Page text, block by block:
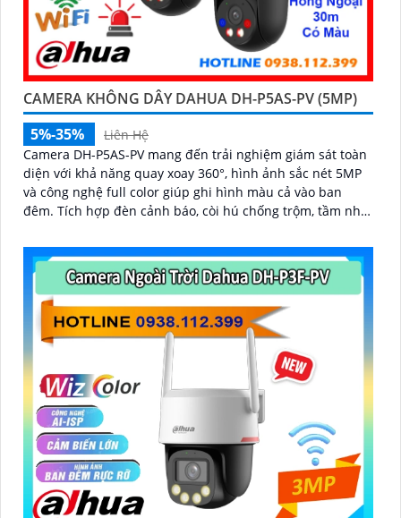
CAMERA KHÔNG DÂY DAHUA DH-P5AS-PV (5MP)
5%-35%
Liên Hệ
Camera DH-P5AS-PV mang đến trải nghiệm giám sát toàn
diện với khả năng quay xoay 360°, hình ảnh sắc nét 5MP
và công nghệ full color giúp ghi hình màu cả vào ban
đêm. Tích hợp đèn cảnh báo, còi hú chống trộm, tầm nhìn
chống nước IP66 camera hoạt động ổn định trong mọi
điều kiện